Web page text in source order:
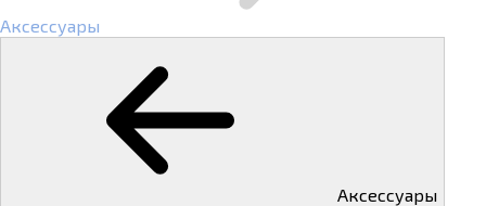
Аксессуары
Аксессуары